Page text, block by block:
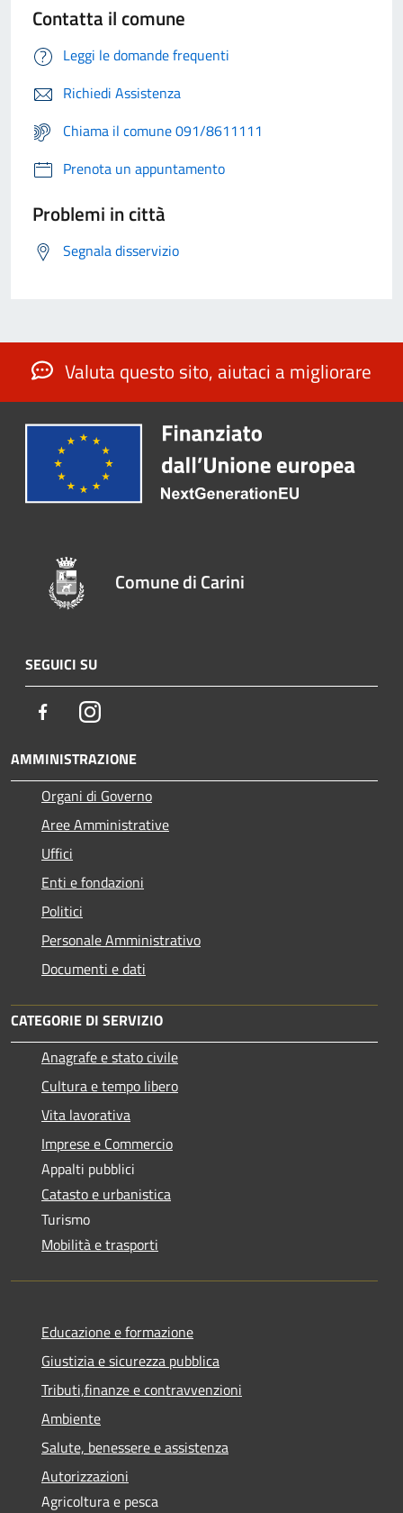
Contatta il comune
Leggi le domande frequenti
Richiedi Assistenza
Chiama il comune 091/8611111
Prenota un appuntamento
Problemi in città
Segnala disservizio
Valuta questo sito, aiutaci a migliorare
Comune di Carini
SEGUICI SU
FacebookInstagram
AMMINISTRAZIONE
Organi di Governo
Aree Amministrative
Uffici
Enti e fondazioni
Politici
Personale Amministrativo
Documenti e dati
CATEGORIE DI SERVIZIO
Anagrafe e stato civile
Cultura e tempo libero
Vita lavorativa
Imprese e Commercio
Appalti pubblici
Catasto e urbanistica
Turismo
Mobilità e trasporti
Educazione e formazione
Giustizia e sicurezza pubblica
Tributi,finanze e contravvenzioni
Ambiente
Salute, benessere e assistenza
Autorizzazioni
Agricoltura e pesca